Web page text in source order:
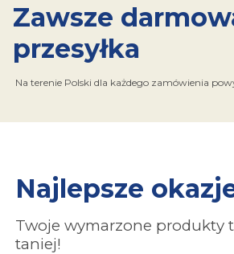
Zawsze
przesyłka
Na terenie Polski dla każdego zamówienia
Najlepsze
Twoje wymarzone produkty
taniej!